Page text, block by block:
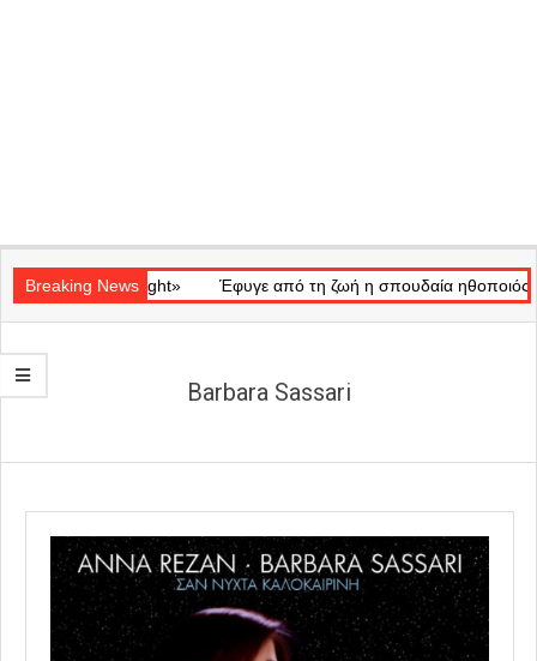
Navigation
Menu
Breaking News
«Ray of Light» Έφυγε από τη ζωή η σπουδαία ηθοποιός Μάρω
Barbara Sassari